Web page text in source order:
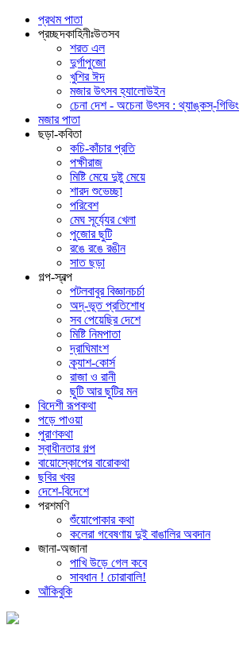
প্রথম পাতা
প্রচ্ছদকাহিনীঃউতসব
শরত এল
দুর্গাপুজো
খুশির ঈদ
মজার উৎসব হ্যালোউইন
চেনা দেশ - অচেনা উৎসব : থ্যাঙ্কস্-গিভিং
মজার পাতা
ছড়া-কবিতা
কচি-কাঁচার প্রতি
পক্ষীরাজ
মিষ্টি মেয়ে দুষ্টু মেয়ে
শারদ শুভেচ্ছা
পরিবেশ
মেঘ সূর্য্যের খেলা
পুজোর ছুটি
রঙে রঙে রঙীন
সাত ছড়া
গল্প-স্বল্প
পটলবাবুর বিজ্ঞানচর্চা
অদ্‌-ভূত প্রতিশোধ
সব পেয়েছির দেশে
মিষ্টি নিমপাতা
দ্রাঘিমাংশ
ক্র্যাশ-কোর্স
রাজা ও রানী
ছুটি আর ছুটির মন
বিদেশী রূপকথা
পড়ে পাওয়া
পুরাণকথা
স্বাধীনতার গল্প
বায়োস্কোপের বারোকথা
ছবির খবর
দেশে-বিদেশে
পরশমণি
শুঁয়োপোকার কথা
কলেরা গবেষণায় দুই বাঙালির অবদান
জানা-অজানা
পাখি উড়ে গেল কবে
সাবধান ! চোরাবালি!
আঁকিবুকি